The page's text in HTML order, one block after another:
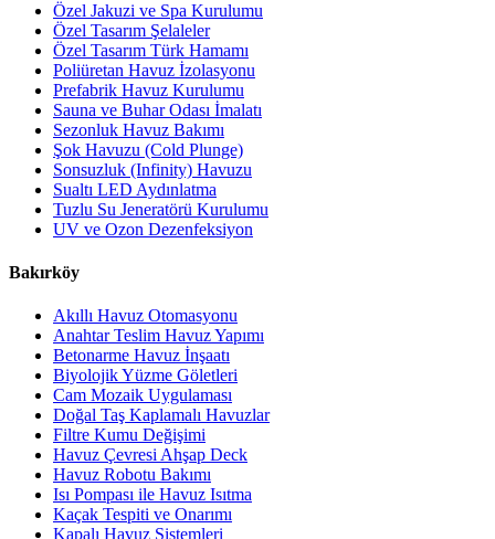
Özel Jakuzi ve Spa Kurulumu
Özel Tasarım Şelaleler
Özel Tasarım Türk Hamamı
Poliüretan Havuz İzolasyonu
Prefabrik Havuz Kurulumu
Sauna ve Buhar Odası İmalatı
Sezonluk Havuz Bakımı
Şok Havuzu (Cold Plunge)
Sonsuzluk (Infinity) Havuzu
Sualtı LED Aydınlatma
Tuzlu Su Jeneratörü Kurulumu
UV ve Ozon Dezenfeksiyon
Bakırköy
Akıllı Havuz Otomasyonu
Anahtar Teslim Havuz Yapımı
Betonarme Havuz İnşaatı
Biyolojik Yüzme Göletleri
Cam Mozaik Uygulaması
Doğal Taş Kaplamalı Havuzlar
Filtre Kumu Değişimi
Havuz Çevresi Ahşap Deck
Havuz Robotu Bakımı
Isı Pompası ile Havuz Isıtma
Kaçak Tespiti ve Onarımı
Kapalı Havuz Sistemleri